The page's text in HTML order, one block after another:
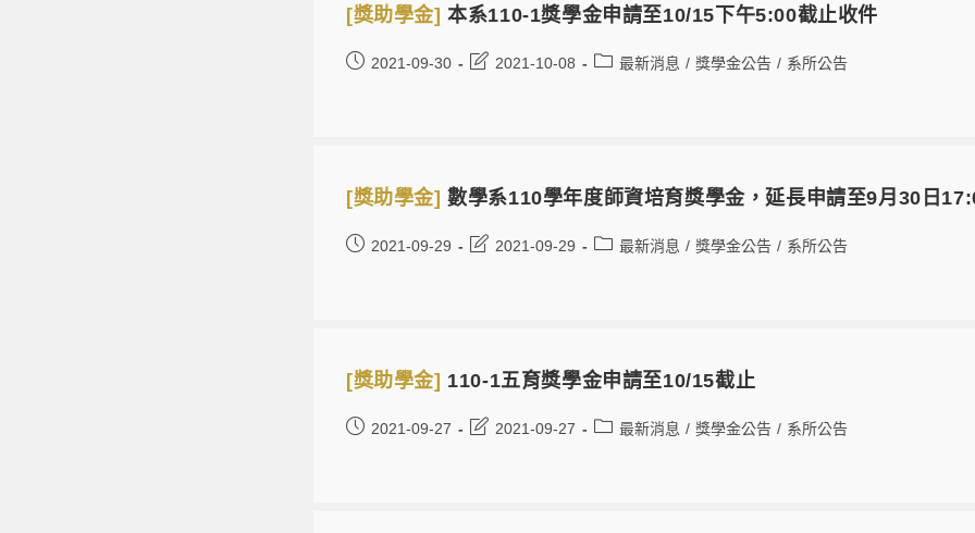
[獎助學金]本系110-1獎學金申請至10/15下午5:00截止收件
2021-09-30 2021-10-08 最新消息 / 獎學金公告 / 系所公告
[獎助學金]數學系110學年度師資培育獎學金，延長申請至9月30日
2021-09-29 2021-09-29 最新消息 / 獎學金公告 / 系所公告
[獎助學金] 110-1五育獎學金申請至10/15截止
2021-09-27 2021-09-27 最新消息 / 獎學金公告 / 系所公告